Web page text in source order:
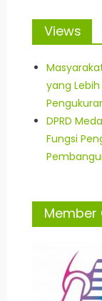
Views
yang
DPRD
Fungsi
Member